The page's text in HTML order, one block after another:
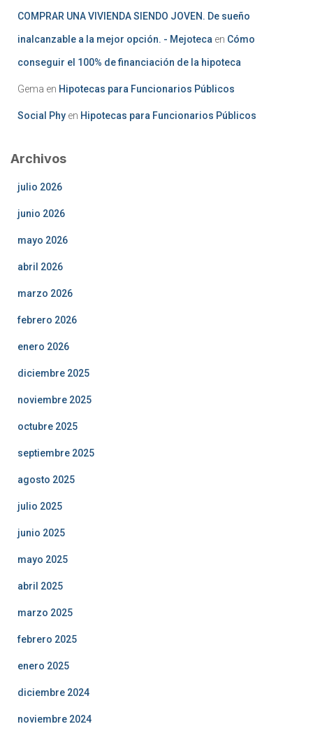
COMPRAR UNA VIVIENDA SIENDO JOVEN. De sueño
inalcanzable a la mejor opción. - Mejoteca en Cómo
conseguir el 100% de financiación de la hipoteca
Gema en Hipotecas para Funcionarios Públicos
Social Phy en Hipotecas para Funcionarios Públicos
Archivos
julio 2026
junio 2026
mayo 2026
abril 2026
marzo 2026
febrero 2026
enero 2026
diciembre 2025
noviembre 2025
octubre 2025
septiembre 2025
agosto 2025
julio 2025
junio 2025
mayo 2025
abril 2025
marzo 2025
febrero 2025
enero 2025
diciembre 2024
noviembre 2024